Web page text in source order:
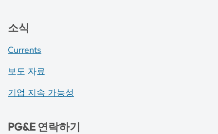
소식
Currents
보도 자료
기업 지속 가능성
PG&E 연락하기